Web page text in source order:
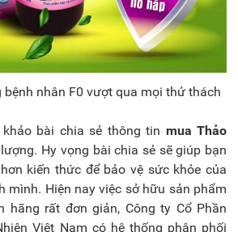
bệnh nhân F0 vượt qua mọi thử thách
bài chia sẻ thông tin muaThảo
Hy vọng bài chia sẻ sẽ giúp bạn
kiến thức để bảo vệ sức khỏe của
mình. Hiện nay việc sở hữu sản phẩm
hãng rất đơn giản, Công ty Cổ Phần
Việt Nam có hệ thống phân phối